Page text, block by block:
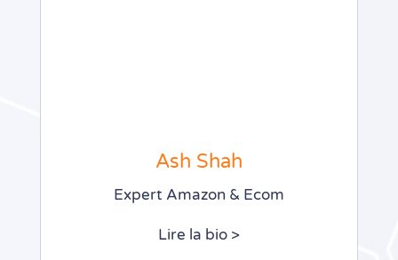
Ash Shah
Expert Amazon & Ecom
Lire la bio >